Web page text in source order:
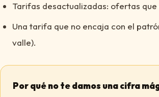
Tarifas desactualizadas: ofertas
Una tarifa que no encaja con el
valle).
Por qué no te damos una cifra